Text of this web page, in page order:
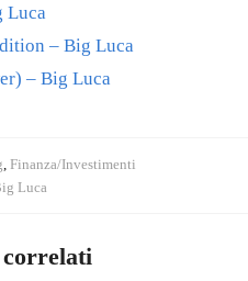
Luca
– Big Luca
– Big Luca
Finanza/Investimenti
Luca